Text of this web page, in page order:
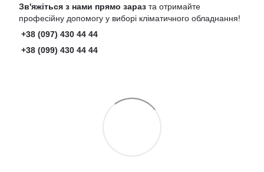
Зв'яжіться з нами прямо зараз та отримайте
професійну допомогу у виборі кліматичного обладнання!
+38 (097) 430 44 44
+38 (099) 430 44 44